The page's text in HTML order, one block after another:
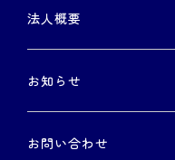
法人概要
お知らせ
お問い合わせ